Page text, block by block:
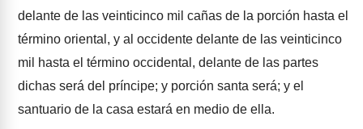
delante de las veinticinco mil cañas de la porción hasta el
término oriental, y al occidente delante de las veinticinco
mil hasta el término occidental, delante de las partes
dichas será del príncipe; y porción santa será; y el
santuario de la casa estará en medio de ella.